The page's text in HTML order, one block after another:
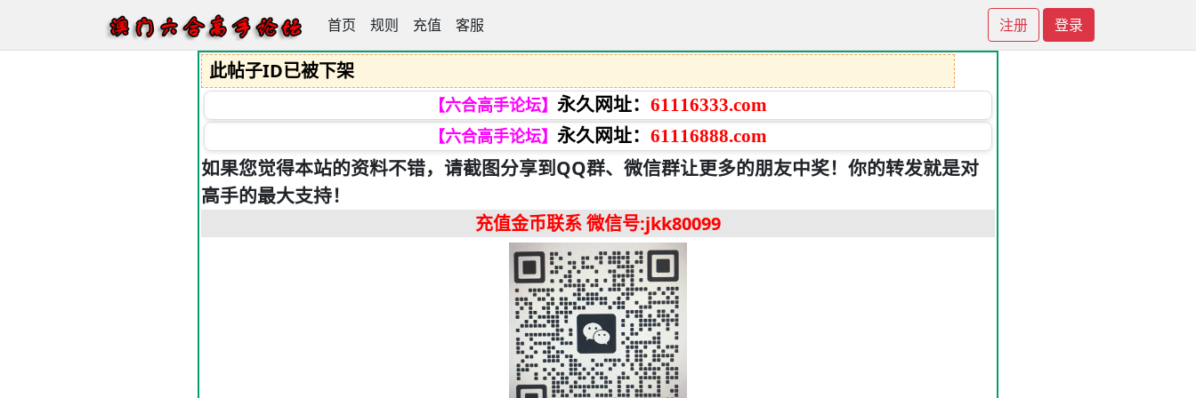
首页 规则 充值 客服 注册 登录
澳门六合高手论坛
此帖子ID已被下架
【六合高手论坛】 永久网址： 61116333.com
【六合高手论坛】 永久网址： 61116888.com
如果您觉得本站的资料不错，请截图分享到QQ群、微信群让更多的朋友中奖！你的转发就是对
高手的最大支持！
充值金币联系微信号:jkk80099